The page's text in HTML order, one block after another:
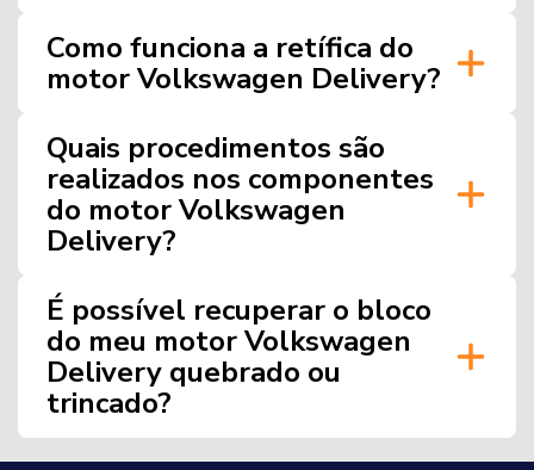
Como funciona a retífica do
motor Volkswagen Delivery?
Quais procedimentos são
realizados nos componentes
do motor Volkswagen
Delivery?
É possível recuperar o bloco
do meu motor Volkswagen
Delivery quebrado ou
trincado?